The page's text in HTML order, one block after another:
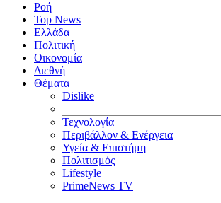
Ροή
Top News
Ελλάδα
Πολιτική
Οικονομία
Διεθνή
Θέματα
Dislike
Τεχνολογία
Περιβάλλον & Ενέργεια
Υγεία & Επιστήμη
Πολιτισμός
Lifestyle
PrimeNews TV